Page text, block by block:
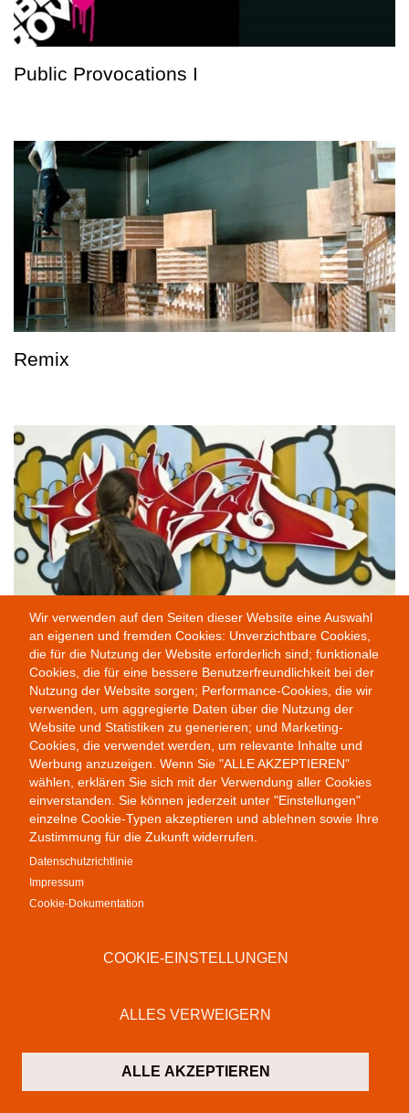
Public Provocations I
Remix
Public Provocations II
Wir verwenden auf den Seiten dieser Website eine Auswahl
an eigenen und fremden Cookies: Unverzichtbare Cookies,
die für die Nutzung der Website erforderlich sind; funktionale
Cookies, die für eine bessere Benutzerfreundlichkeit bei der
Nutzung der Website sorgen; Performance-Cookies, die wir
verwenden, um aggregierte Daten über die Nutzung der
Website und Statistiken zu generieren; und Marketing-
Cookies, die verwendet werden, um relevante Inhalte und
Werbung anzuzeigen. Wenn Sie "ALLE AKZEPTIEREN"
wählen, erklären Sie sich mit der Verwendung aller Cookies
einverstanden. Sie können jederzeit unter "Einstellungen"
einzelne Cookie-Typen akzeptieren und ablehnen sowie Ihre
Zustimmung für die Zukunft widerrufen.
Datenschutzrichtlinie
Impressum
Cookie-Dokumentation
COOKIE-EINSTELLUNGEN
ALLES VERWEIGERN
ALLE AKZEPTIEREN
Colab Gallery
Deutschland
+49 (0)7621 16 29 46 13
Montag bis Freitag 11 - 19 Uhr
Samstags 10 - 19 Uhr